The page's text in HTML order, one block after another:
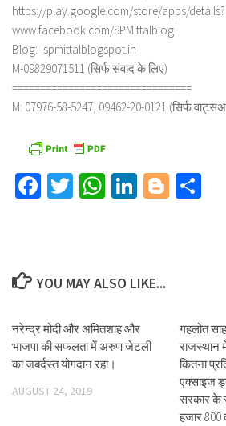
https://play.google.com/store/apps/
www.facebook.com/SPMittalblog
Blog:- spmittalblogspot.in
M-09829071511 (सिर्फ संवाद के लिए)
================================
M: 07976-58-5247, 09462-20-0121 (सिर्फ
Facebook
TwitterWhatsApp
LinkedIn
YOU MAY ALSO LIKE...
नरेन्द्र मोदी और अमितशाह और
भाजपा की सफलता में अरुण जेटली
का जबर्दस्त योगदान रहा।
AUGUST 24, 2019
गहलोत
राजस्थान
कितना
एक्साइज
सरकार के
हजार